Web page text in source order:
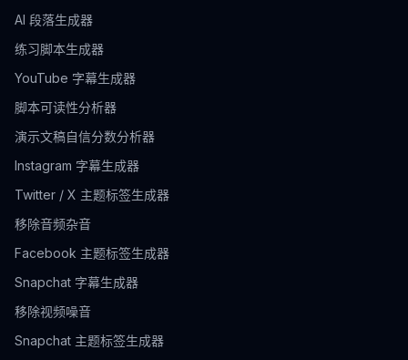
AI 段落生成器
练习脚本生成器
YouTube 字幕生成器
脚本可读性分析器
演示文稿自信分数分析器
Instagram 字幕生成器
Twitter / X 主题标签生成器
移除音频杂音
Facebook 主题标签生成器
Snapchat 字幕生成器
移除视频噪音
Snapchat 主题标签生成器